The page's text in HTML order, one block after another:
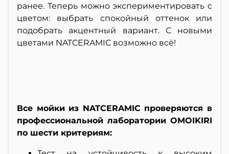
ранее. Теперь можно экспериментировать с
цветом: выбрать спокойный оттенок или
подобрать акцентный вариант. С новыми
цветами NATCERAMIC возможно всё!
Все мойки из NATCERAMIC проверяются в
профессиональной лаборатории OMOIKIRI
по шести критериям: